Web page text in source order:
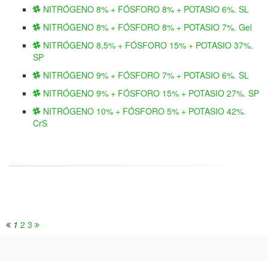
NITRÓGENO 8% + FÓSFORO 8% + POTASIO 6%. SL
NITRÓGENO 8% + FÓSFORO 8% + POTASIO 7%. Gel
NITRÓGENO 8,5% + FÓSFORO 15% + POTASIO 37%.
SP
NITRÓGENO 9% + FÓSFORO 7% + POTASIO 6%. SL
NITRÓGENO 9% + FÓSFORO 15% + POTASIO 27%. SP
NITRÓGENO 10% + FÓSFORO 5% + POTASIO 42%.
CrS
1 2 3